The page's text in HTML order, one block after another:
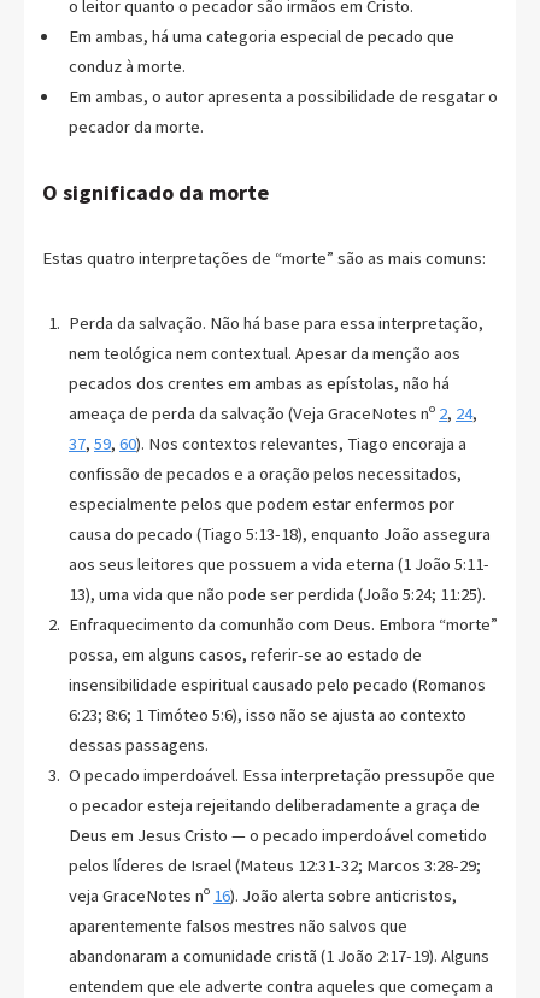
o leitor quanto o pecador são irmãos em Cristo.
Em ambas, há uma categoria especial de pecado que
conduz à morte.
Em ambas, o autor apresenta a possibilidade de resgatar o
pecador da morte.
O significado da morte
Estas quatro interpretações de “morte” são as mais comuns:
Perda da salvação. Não há base para essa interpretação,
nem teológica nem contextual. Apesar da menção aos
pecados dos crentes em ambas as epístolas, não há
ameaça de perda da salvação (Veja GraceNotes nº 2, 24,
37, 59, 60). Nos contextos relevantes, Tiago encoraja a
confissão de pecados e a oração pelos necessitados,
especialmente pelos que podem estar enfermos por
causa do pecado (Tiago 5:13-18), enquanto João assegura
aos seus leitores que possuem a vida eterna (1 João 5:11-
13), uma vida que não pode ser perdida (João 5:24; 11:25).
Enfraquecimento da comunhão com Deus. Embora “morte”
possa, em alguns casos, referir-se ao estado de
insensibilidade espiritual causado pelo pecado (Romanos
6:23; 8:6; 1 Timóteo 5:6), isso não se ajusta ao contexto
dessas passagens.
O pecado imperdoável. Essa interpretação pressupõe que
o pecador esteja rejeitando deliberadamente a graça de
Deus em Jesus Cristo — o pecado imperdoável cometido
pelos líderes de Israel (Mateus 12:31-32; Marcos 3:28-29;
veja GraceNotes nº 16). João alerta sobre anticristos,
aparentemente falsos mestres não salvos que
abandonaram a comunidade cristã (1 João 2:17-19). Alguns
entendem que ele adverte contra aqueles que começam a